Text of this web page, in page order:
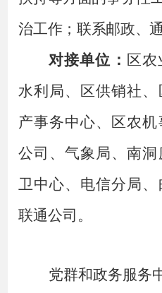
治工作； 联系邮政、
对接单位： 区
水利局、区供销社
产事务中心、区农
公司、气象局、南
卫中心、电信分局、
联通公司。
党群和政务服务